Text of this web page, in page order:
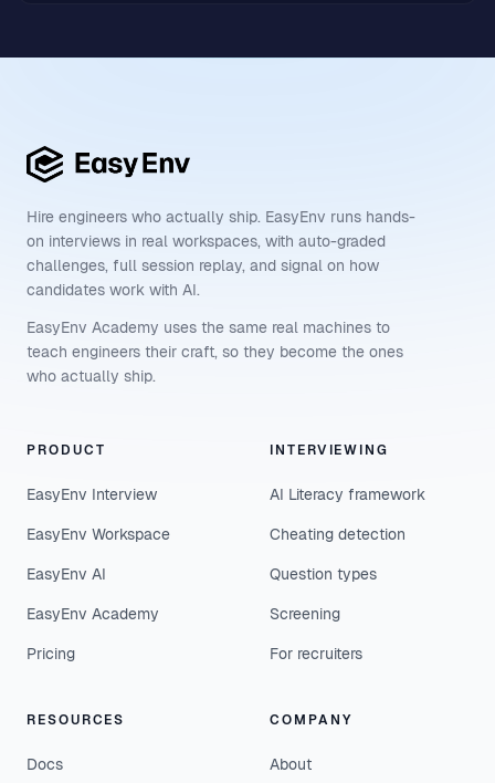
Hire engineers who actually ship. EasyEnv runs hands-
on interviews in real workspaces, with auto-graded
challenges, full session replay, and signal on how
candidates work with AI.
EasyEnv Academy uses the same real machines to
teach engineers their craft, so they become the ones
who actually ship.
PRODUCT
EasyEnv Interview
EasyEnv Workspace
EasyEnv AI
EasyEnv Academy
Pricing
INTERVIEWING
AI Literacy framework
Cheating detection
Question types
Screening
For recruiters
RESOURCES
Docs
COMPANY
About